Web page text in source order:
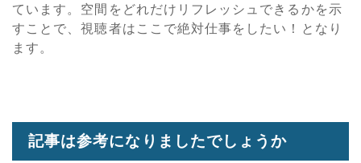
ています。空間をどれだけリフレッシュできるかを示
すことで、視聴者はここで絶対仕事をしたい！となり
ます。
記事は参考になりましたでしょうか